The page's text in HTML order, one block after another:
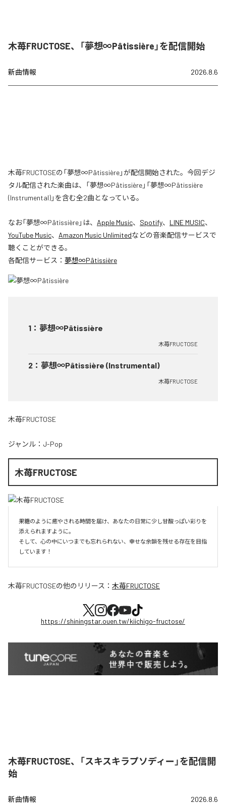
木苺FRUCTOSE、「夢想∞Pâtissière」を配信開始
新曲情報 2026.8.6
木苺FRUCTOSEの「夢想∞Pâtissière」が配信開始された。今回デジ
タル配信された楽曲は、「夢想∞Pâtissière」「夢想∞Pâtissière
(Instrumental)」を含む全2曲となっている。
なお「夢想∞Pâtissière」は、 Apple Music、 Spotify、 LINE MUSIC、
YouTube Music、 Amazon Music Unlimitedなどの音楽配信サービスで
聴くことができる。
各配信サービス： 夢想∞Pâtissière
1 ： 夢想∞Pâtissière
木苺FRUCTOSE
2 ： 夢想∞Pâtissière (Instrumental)
木苺FRUCTOSE
木苺FRUCTOSE
ジャンル： J-Pop
木苺FRUCTOSE
果糖のように癒やされる時間を届け、あなたの日常に少し甘酸っぱい彩りを
添えられますように。
そして、心の中にいつまでも忘れられない、幸せな余韻を残せる存在を目指
しています！
木苺FRUCTOSEの他のリリース： 木苺FRUCTOSE
https://shiningstar.ouen.tw/kiichigo-fructose/
木苺FRUCTOSE、「スキスキラプソディー」を配信開
始
新曲情報 2026.8.6